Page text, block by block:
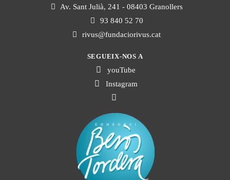
Av. Sant Julià, 241 - 08403 Granollers
93 840 52 70
rivus@fundaciorivus.cat
SEGUEIX-NOS A
youTube
Instagram